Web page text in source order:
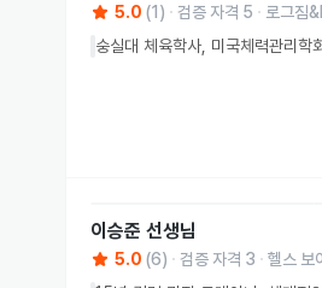
5.0 (1) 검증 자격 5
로그짐
숭실대 체육학사, 미국체력관리학
이승준 선생님
5.0 (6) 검증 자격 3
헬스 보